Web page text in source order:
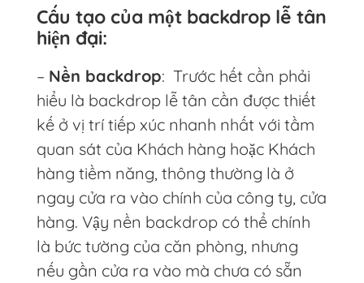
Cấu tạo của một backdrop lễ tân
hiện đại:
– Nền backdrop: Trước hết cần phải
hiểu là backdrop lễ tân cần được thiết
kế ở vị trí tiếp xúc nhanh nhất với tầm
quan sát của Khách hàng hoặc Khách
hàng tiềm năng, thông thường là ở
ngay cửa ra vào chính của công ty, cửa
hàng. Vậy nền backdrop có thể chính
là bức tường của căn phòng, nhưng
nếu gần cửa ra vào mà chưa có sẵn